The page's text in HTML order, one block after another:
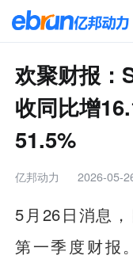
欢聚财报：
收同比增
51.5%
亿邦动力 2026-05-
5月26日消息
第一季度财报